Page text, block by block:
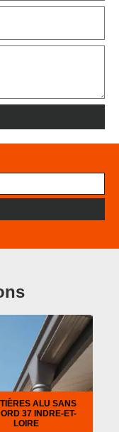
ALU SANS
37 INDRE-ET-
LOIRE